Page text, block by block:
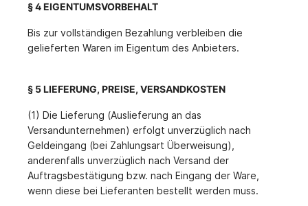
§ 4 EIGENTUMSVORBEHALT
Bis zur vollständigen Bezahlung verbleiben die
gelieferten Waren im Eigentum des Anbieters.
§ 5 LIEFERUNG, PREISE, VERSANDKOSTEN
(1) Die Lieferung (Auslieferung an das
Versandunternehmen) erfolgt unverzüglich nach
Geldeingang (bei Zahlungsart Überweisung),
anderenfalls unverzüglich nach Versand der
Auftragsbestätigung bzw. nach Eingang der Ware,
wenn diese bei Lieferanten bestellt werden muss.